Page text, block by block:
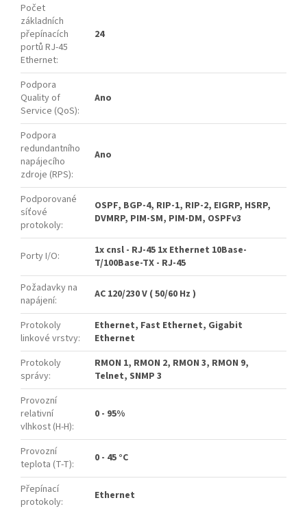
Počet
základních
přepínacích
portů RJ-45
Ethernet:
24
Podpora
Quality of
Service (QoS):
Ano
Podpora
redundantního
napájecího
zdroje (RPS):
Ano
Podporované
síťové
protokoly:
OSPF, BGP-4, RIP-1, RIP-2, EIGRP, HSRP,
DVMRP, PIM-SM, PIM-DM, OSPFv3
Porty I/O:
1x cnsl - RJ-45 1x Ethernet 10Base-
T/100Base-TX - RJ-45
Požadavky na
napájení: AC 120/230 V ( 50/60 Hz )
Protokoly
linkové vrstvy:
Ethernet, Fast Ethernet, Gigabit
Ethernet
Protokoly
správy:
RMON 1, RMON 2, RMON 3, RMON 9,
Telnet, SNMP 3
Provozní
relativní
vlhkost (H-H):
0 - 95%
Provozní
teplota (T-T): 0 - 45 °C
Přepínací
protokoly: Ethernet